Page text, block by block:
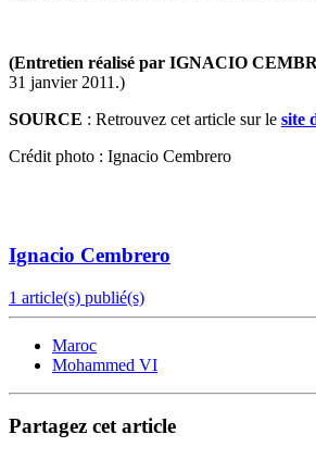
(Entretien réalisé par IGNACIO
31 janvier 2011.)
SOURCE : Retrouvez cet article sur le site
Crédit photo : Ignacio Cembrero
Ignacio Cembrero
1 article(s) publié(s)
Maroc
Mohammed VI
Partagez cet article